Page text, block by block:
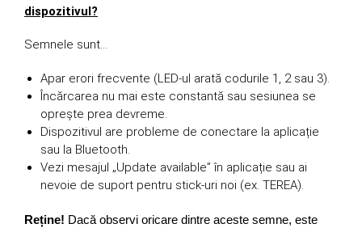
dispozitivul?
Semnele sunt…
Apar erori frecvente (LED-ul arată codurile 1, 2 sau 3).
Încărcarea nu mai este constantă sau sesiunea se
oprește prea devreme.
Dispozitivul are probleme de conectare la aplicație
sau la Bluetooth.
Vezi mesajul „Update available” în aplicație sau ai
nevoie de suport pentru stick-uri noi (ex. TEREA).
Reține! Dacă observi oricare dintre aceste semne, este